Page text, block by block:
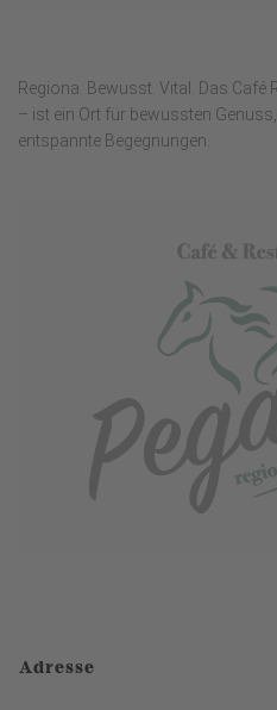
Regiona. Bewusst. Vital. Das
– ist ein Ort für bewussten
entspannte Begegnungen.
Adresse